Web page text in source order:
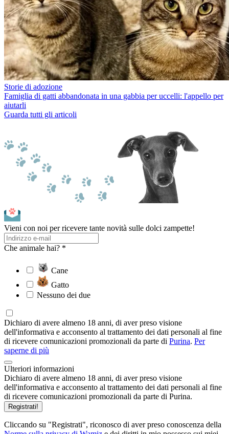
Storie di adozione
Famiglia di gatti abbandonata in una gabbia per uccelli: l'appello per
aiutarli
Guarda tutti gli articoli
Vieni con noi per ricevere tante novità sulle dolci zampette!
Che animale hai? *
Cane
Gatto
Nessuno dei due
Dichiaro di avere almeno 18 anni, di aver preso visione
dell'informativa e acconsento al trattamento dei dati personali al fine
di ricevere comunicazioni promozionali da parte di Purina. Per
saperne di più
Ulteriori informazioni
Dichiaro di avere almeno 18 anni, di aver preso visione
dell'informativa e acconsento al trattamento dei dati personali al fine
di ricevere comunicazioni promozionali da parte di Purina.
Registrati!
Cliccando su "Registrati", riconosco di aver preso conoscenza della